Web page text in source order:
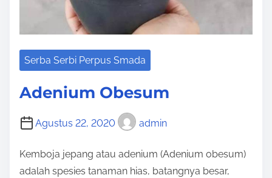
s
a
Serba Serbi Perpus Smada
Adenium Obesum
Agustus 22, 2020 admin
Kemboja jepang atau adenium (Adenium obesum)
adalah spesies tanaman hias, batangnya besar,